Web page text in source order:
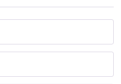
Récent
Excellent